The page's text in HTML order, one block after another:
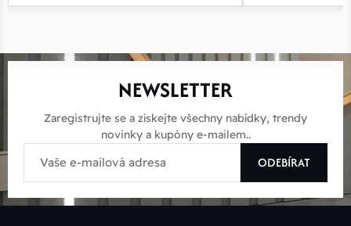
NEWSLETTER
Zaregistrujte se a získejte všechny nabídky, trendy
novinky a kupóny e-mailem..
ODEBÍRAT